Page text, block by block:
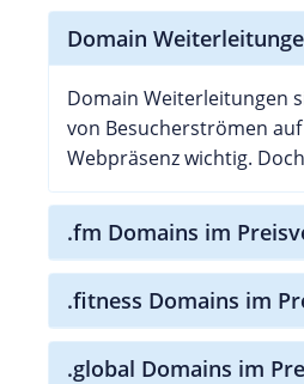
Domain
Domain Weiterleitungen
von Besucherströmen
Webpräsenz wichtig.
.fm Domains im
.fitness Domains im
.global Domains im